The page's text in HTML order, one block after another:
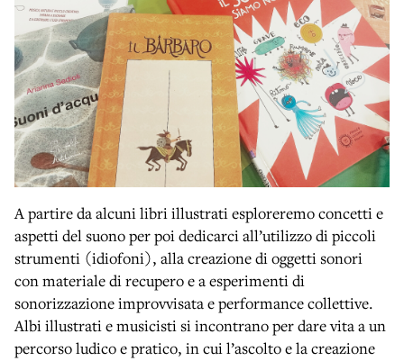
A partire da alcuni libri illustrati esploreremo concetti e
aspetti del suono per poi dedicarci all’utilizzo di piccoli
strumenti (idiofoni), alla creazione di oggetti sonori
con materiale di recupero e a esperimenti di
sonorizzazione improvvisata e performance collettive.
Albi illustrati e musicisti si incontrano per dare vita a un
percorso ludico e pratico, in cui l’ascolto e la creazione